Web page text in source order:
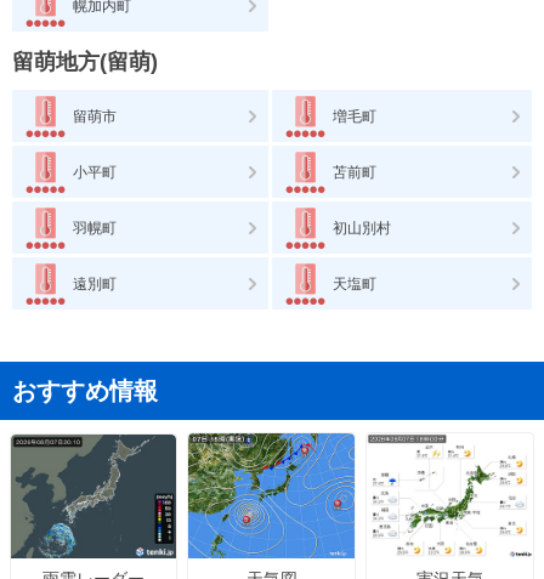
幌加内町
留萌地方(留萌)
留萌市 増毛町
小平町 苫前町
羽幌町 初山別村
遠別町 天塩町
おすすめ情報